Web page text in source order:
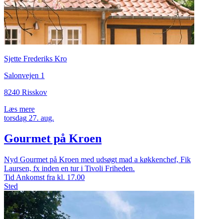
Sjette Frederiks Kro
Salonvejen 1
8240 Risskov
Læs mere
torsdag 27. aug.
Gourmet på Kroen
Nyd Gourmet på Kroen med udsøgt mad a køkkenchef, Fik
Laursen, fx inden en tur i Tivoli Friheden.
Tid Ankomst fra kl. 17.00
Sted